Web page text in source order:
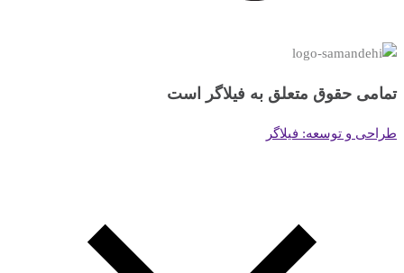
تمامی حقوق متعلق به فیلاگر است
طراحی و توسعه: فیلاگر